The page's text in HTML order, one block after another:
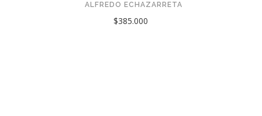
ALFREDO ECHAZARRETA
$385.000